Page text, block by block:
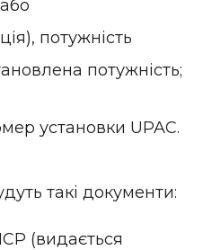
потужність
потужність;
установки UPAC.
такі документи:
(видається